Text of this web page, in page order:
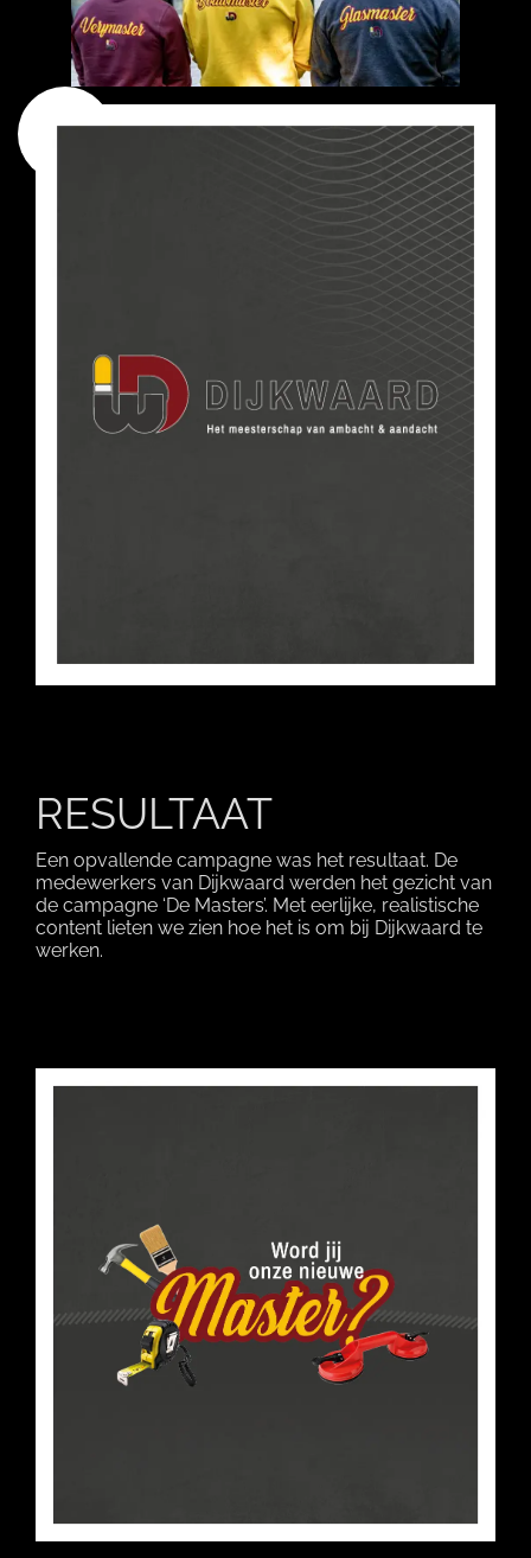
RESULTAAT
Een opvallende campagne was het resultaat. De
medewerkers van Dijkwaard werden het gezicht van
de campagne ‘De Masters’. Met eerlijke, realistische
content lieten we zien hoe het is om bij Dijkwaard te
werken.